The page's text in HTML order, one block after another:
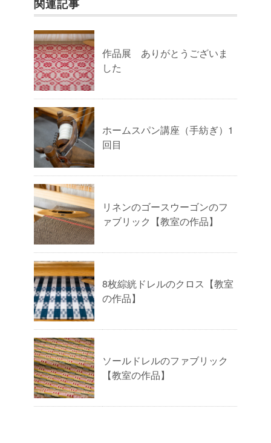
関連記事
作品展 ありがとうございま
した
ホームスパン講座（手紡ぎ）1
回目
リネンのゴースウーゴンのフ
ァブリック【教室の作品】
8枚綜絖ドレルのクロス【教室
の作品】
ソールドレルのファブリック
【教室の作品】